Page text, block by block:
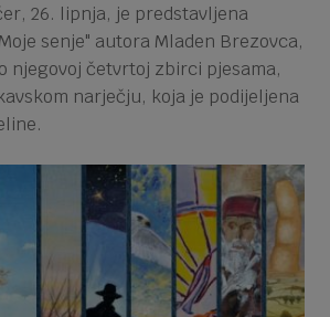
26. lipnja, je predstavljena
senje" autora Mladen Brezovca,
njegovoj četvrtoj zbirci pjesama,
narječju, koja je podijeljena